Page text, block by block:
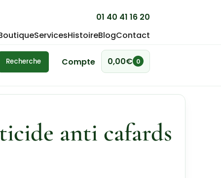
01 40 41 16 20
ServicesHistoireBlogContact
Recherche Compte 0,00€ 0
anti cafards